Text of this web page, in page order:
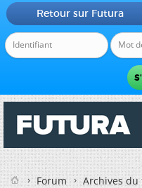
Retour sur Futura
Forum
Archives du